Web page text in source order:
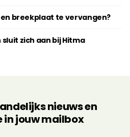
breekplaat te vervangen?
zich aan bij Hitma
nieuws en
jouw mailbox